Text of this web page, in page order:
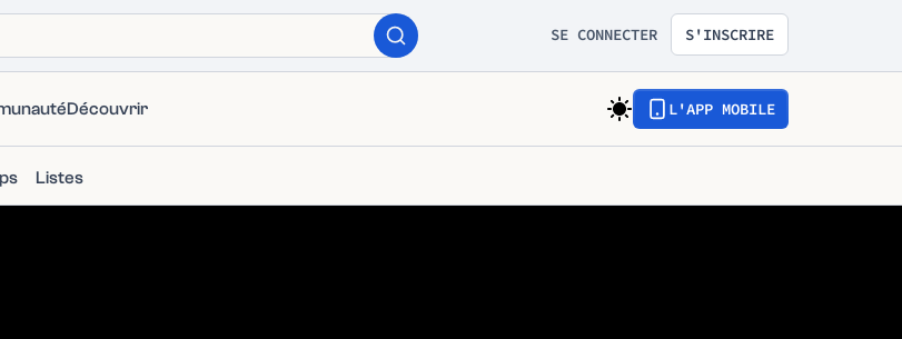
SE CONNECTER S'INSCRIRE
Découvrir L'APP MOBILE
Listes